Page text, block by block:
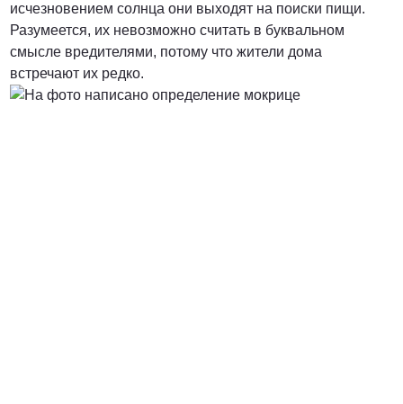
исчезновением солнца они выходят на поиски пищи.
Разумеется, их невозможно считать в буквальном
смысле вредителями, потому что жители дома
встречают их редко.